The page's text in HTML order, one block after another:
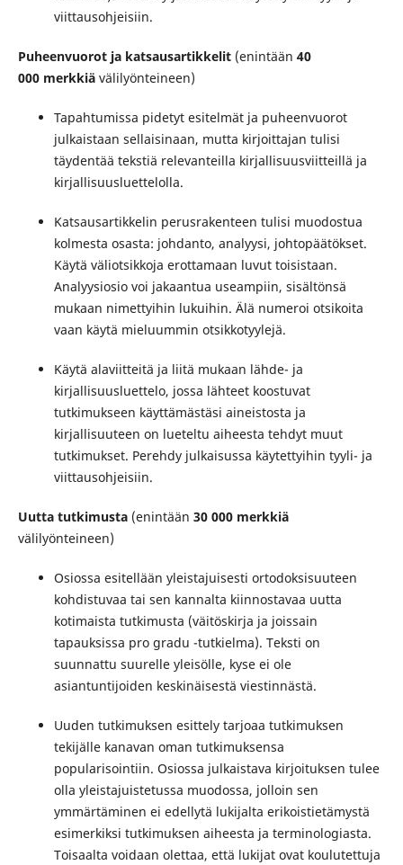
viittausohjeisiin.
Puheenvuorot ja katsausartikkelit (enintään 40
000 merkkiävälilyönteineen)
Tapahtumissa pidetyt esitelmät ja puheenvuorot
julkaistaan sellaisinaan, mutta kirjoittajan tulisi
täydentää tekstiä relevanteilla kirjallisuusviitteillä ja
kirjallisuusluettelolla.
Katsausartikkelin perusrakenteen tulisi muodostua
kolmesta osasta: johdanto, analyysi, johtopäätökset.
Käytä väliotsikkoja erottamaan luvut toisistaan.
Analyysiosio voi jakaantua useampiin, sisältönsä
mukaan nimettyihin lukuihin. Älä numeroi otsikoita
vaan käytä mieluummin otsikkotyylejä.
Käytä alaviitteitä ja liitä mukaan lähde- ja
kirjallisuusluettelo, jossa lähteet koostuvat
tutkimukseen käyttämästäsi aineistosta ja
kirjallisuuteen on lueteltu aiheesta tehdyt muut
tutkimukset. Perehdy julkaisussa käytettyihin tyyli- ja
viittausohjeisiin.
Uutta tutkimusta (enintään 30 000 merkkiä
välilyönteineen)
Osiossa esitellään yleistajuisesti ortodoksisuuteen
kohdistuvaa tai sen kannalta kiinnostavaa uutta
kotimaista tutkimusta (väitöskirja ja joissain
tapauksissa pro gradu -tutkielma). Teksti on
suunnattu suurelle yleisölle, kyse ei ole
asiantuntijoiden keskinäisestä viestinnästä.
Uuden tutkimuksen esittely tarjoaa tutkimuksen
tekijälle kanavan oman tutkimuksensa
popularisointiin. Osiossa julkaistava kirjoituksen tulee
olla yleistajuistetussa muodossa, jolloin sen
ymmärtäminen ei edellytä lukijalta erikoistietämystä
esimerkiksi tutkimuksen aiheesta ja terminologiasta.
Toisaalta voidaan olettaa, että lukijat ovat koulutettuja